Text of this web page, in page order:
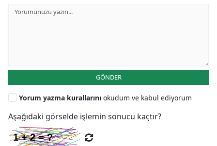
GÖNDER
Yorum yazma kurallarını okudum ve kabul ediyorum
Aşağıdaki görselde işlemin sonucu kaçtır?